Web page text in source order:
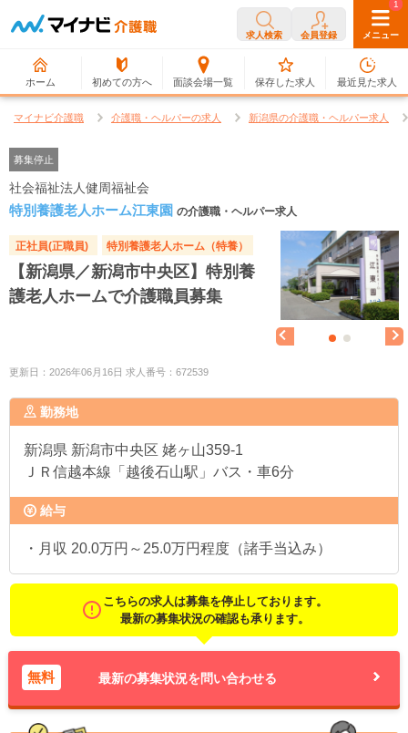
求人検索 会員登録 メニュー
ホーム 初めての方へ 面談会場一覧
0
保存した求人
1
最近見た求人
マイナビ介護職 介護職・ヘルパーの求人 新潟県の介護職・ヘルパー求人
募集停止
社会福祉法人健周福祉会
特別養護老人ホーム江東園 の介護職・ヘルパー求人
正社員(正職員) 特別養護老人ホーム（特養）
【新潟県／新潟市中央区】特別養
護老人ホームで介護職員募集
更新日：2026年06月16日 求人番号：672539
勤務地
新潟県 新潟市中央区 姥ヶ山359-1
ＪＲ信越本線「越後石山駅」バス・車6分
給与
・月収 20.0万円～25.0万円程度（諸手当込み）
こちらの求人は募集を停止しております。
最新の募集状況の確認も承ります。
無料 最新の募集状況を問い合わせる